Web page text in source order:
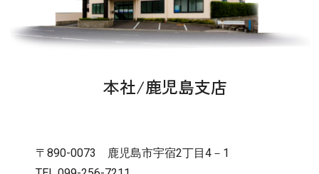
本社/鹿児島支店
〒890-0073 鹿児島市宇宿2丁目4－1